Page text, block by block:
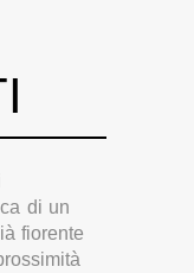
di un
fiorente